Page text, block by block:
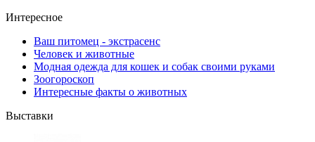
Интересное
Ваш питомец - экстрасенс
Человек и животные
Модная одежда для кошек и собак своими руками
Зоогороскоп
Интересные факты о животных
Выставки